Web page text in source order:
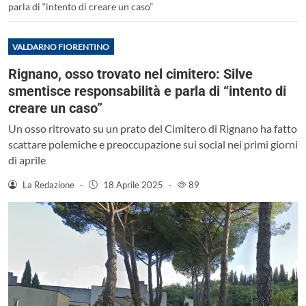
parla di “intento di creare un caso”
VALDARNO FIORENTINO
Rignano, osso trovato nel cimitero: Silve
smentisce responsabilità e parla di “intento di
creare un caso”
Un osso ritrovato su un prato del Cimitero di Rignano ha fatto
scattare polemiche e preoccupazione sui social nei primi giorni
di aprile
La Redazione - 18 Aprile 2025 - 89